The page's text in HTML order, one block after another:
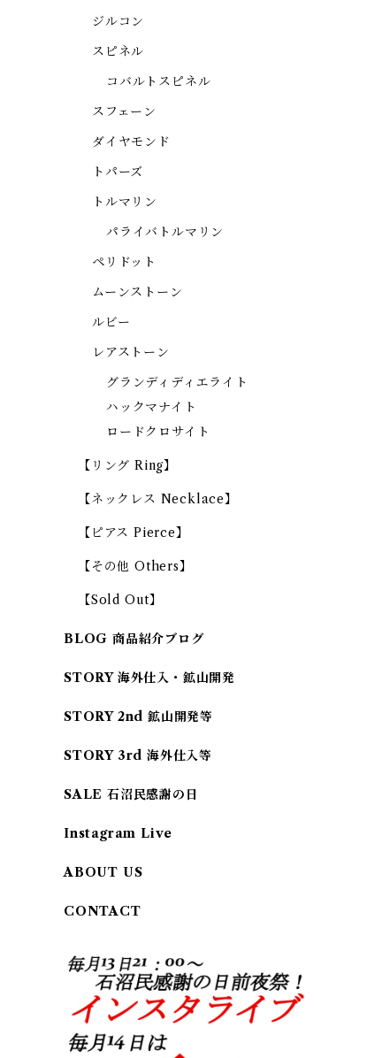
ジルコン
スピネル
コバルトスピネル
スフェーン
ダイヤモンド
トパーズ
トルマリン
パライバトルマリン
ペリドット
ムーンストーン
ルビー
レアストーン
グランディディエライト
ハックマナイト
ロードクロサイト
【リング Ring】
【ネックレス Necklace】
【ピアス Pierce】
【その他 Others】
【Sold Out】
BLOG 商品紹介ブログ
STORY 海外仕入・鉱山開発
STORY 2nd 鉱山開発等
STORY 3rd 海外仕入等
SALE 石沼民感謝の日
Instagram Live
ABOUT US
CONTACT